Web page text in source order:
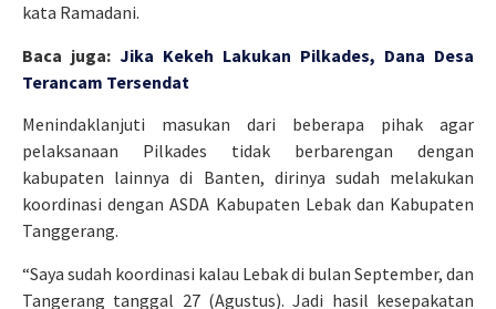
kata Ramadani.
Baca juga: Jika Kekeh Lakukan Pilkades, Dana Desa
Terancam Tersendat
Menindaklanjuti masukan dari beberapa pihak agar
pelaksanaan Pilkades tidak berbarengan dengan
kabupaten lainnya di Banten, dirinya sudah melakukan
koordinasi dengan ASDA Kabupaten Lebak dan Kabupaten
Tanggerang.
“Saya sudah koordinasi kalau Lebak di bulan September, dan
Tangerang tanggal 27 (Agustus). Jadi hasil kesepakatan